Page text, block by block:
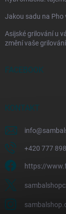
Jakou sadu na Pho
Asijské grilování u
změní vaše grilování
FACEBOOK
KONTAKT
info@
+420 777
https://